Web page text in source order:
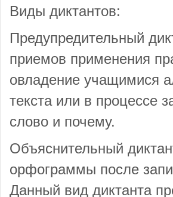
Виды диктантов:
Предупредительный
приемов применения
овладение учащимися
текста или в процессе
слово и почему.
Объяснительный
орфограммы после
Данный вид диктанта